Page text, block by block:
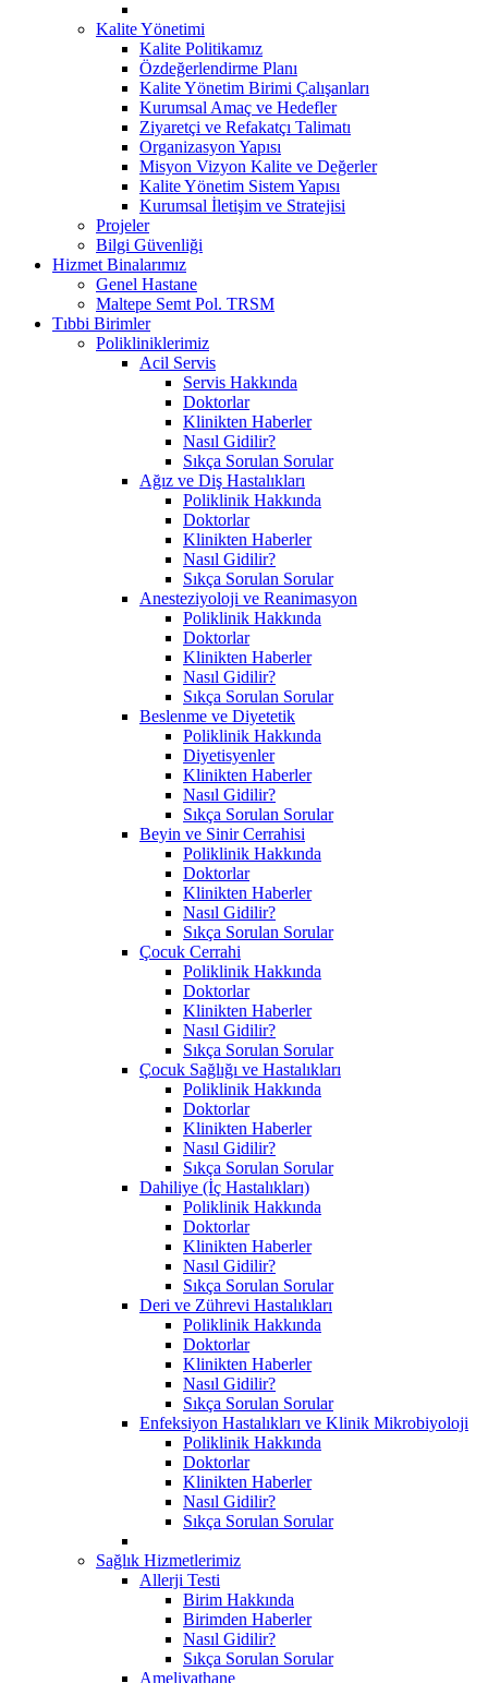
Kalite Yönetimi
Kalite Politikamız
Özdeğerlendirme Planı
Kalite Yönetim Birimi Çalışanları
Kurumsal Amaç ve Hedefler
Ziyaretçi ve Refakatçı Talimatı
Organizasyon Yapısı
Misyon Vizyon Kalite ve Değerler
Kalite Yönetim Sistem Yapısı
Kurumsal İletişim ve Stratejisi
Projeler
Bilgi Güvenliği
Hizmet Binalarımız
Genel Hastane
Maltepe Semt Pol. TRSM
Tıbbi Birimler
Polikliniklerimiz
Acil Servis
Servis Hakkında
Doktorlar
Klinikten Haberler
Nasıl Gidilir?
Sıkça Sorulan Sorular
Ağız ve Diş Hastalıkları
Poliklinik Hakkında
Doktorlar
Klinikten Haberler
Nasıl Gidilir?
Sıkça Sorulan Sorular
Anesteziyoloji ve Reanimasyon
Poliklinik Hakkında
Doktorlar
Klinikten Haberler
Nasıl Gidilir?
Sıkça Sorulan Sorular
Beslenme ve Diyetetik
Poliklinik Hakkında
Diyetisyenler
Klinikten Haberler
Nasıl Gidilir?
Sıkça Sorulan Sorular
Beyin ve Sinir Cerrahisi
Poliklinik Hakkında
Doktorlar
Klinikten Haberler
Nasıl Gidilir?
Sıkça Sorulan Sorular
Çocuk Cerrahi
Poliklinik Hakkında
Doktorlar
Klinikten Haberler
Nasıl Gidilir?
Sıkça Sorulan Sorular
Çocuk Sağlığı ve Hastalıkları
Poliklinik Hakkında
Doktorlar
Klinikten Haberler
Nasıl Gidilir?
Sıkça Sorulan Sorular
Dahiliye (İç Hastalıkları)
Poliklinik Hakkında
Doktorlar
Klinikten Haberler
Nasıl Gidilir?
Sıkça Sorulan Sorular
Deri ve Zührevi Hastalıkları
Poliklinik Hakkında
Doktorlar
Klinikten Haberler
Nasıl Gidilir?
Sıkça Sorulan Sorular
Enfeksiyon Hastalıkları ve Klinik Mikrobiyoloji
Poliklinik Hakkında
Doktorlar
Klinikten Haberler
Nasıl Gidilir?
Sıkça Sorulan Sorular
Sağlık Hizmetlerimiz
Allerji Testi
Birim Hakkında
Birimden Haberler
Nasıl Gidilir?
Sıkça Sorulan Sorular
Ameliyathane